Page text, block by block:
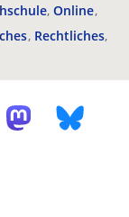
Online
Rechtliches